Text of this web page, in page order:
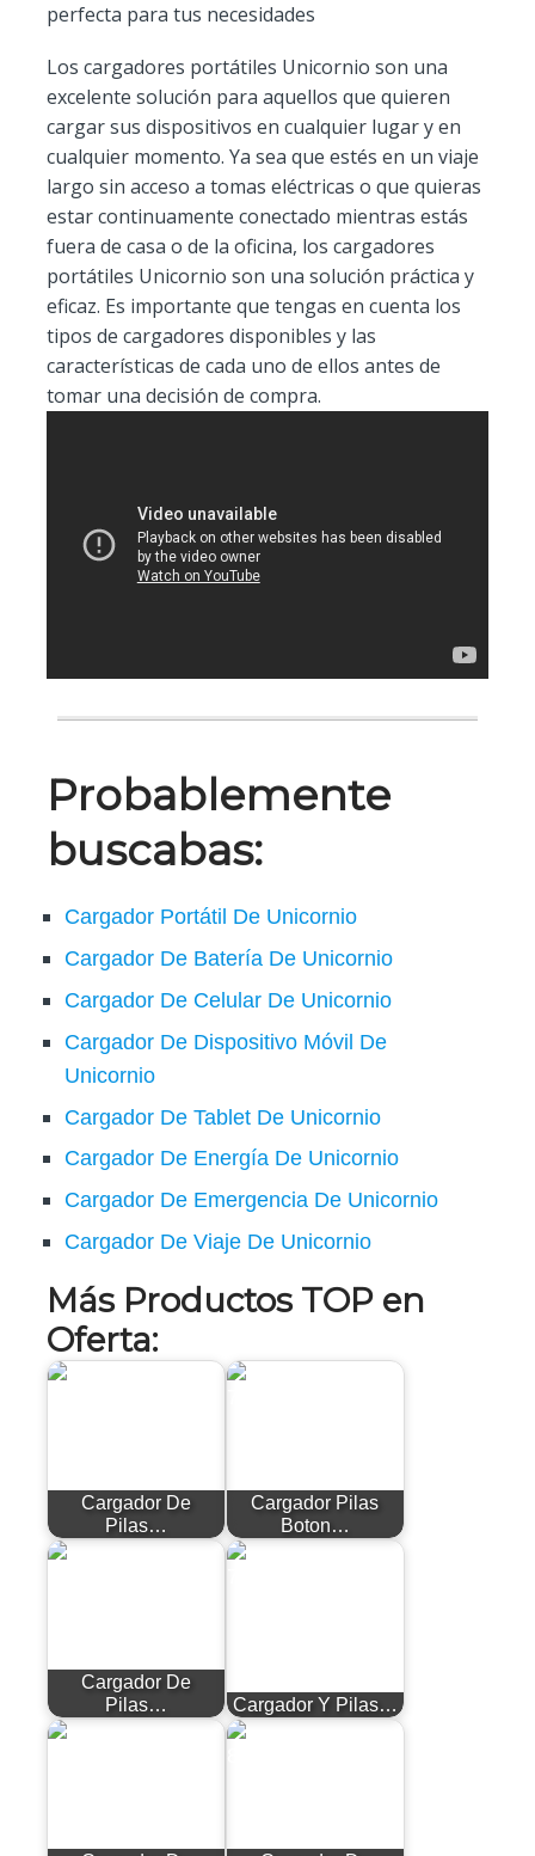
perfecta para tus necesidades
Los cargadores portátiles Unicornio son una
excelente solución para aquellos que quieren
cargar sus dispositivos en cualquier lugar y en
cualquier momento. Ya sea que estés en un viaje
largo sin acceso a tomas eléctricas o que quieras
estar continuamente conectado mientras estás
fuera de casa o de la oficina, los cargadores
portátiles Unicornio son una solución práctica y
eficaz. Es importante que tengas en cuenta los
tipos de cargadores disponibles y las
características de cada uno de ellos antes de
tomar una decisión de compra.
Probablemente
buscabas:
Cargador Portátil De Unicornio
Cargador De Batería De Unicornio
Cargador De Celular De Unicornio
Cargador De Dispositivo Móvil De
Unicornio
Cargador De Tablet De Unicornio
Cargador De Energía De Unicornio
Cargador De Emergencia De Unicornio
Cargador De Viaje De Unicornio
Más Productos TOP en
Oferta:
Cargador De
Pilas…
Cargador Pilas
Boton…
Cargador De
Pilas…
Cargador Y Pilas…